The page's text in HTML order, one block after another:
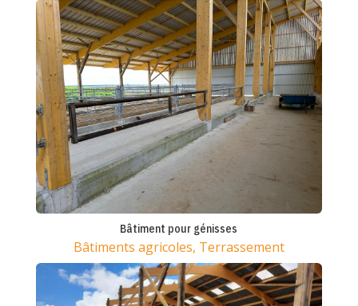
Bâtiment pour génisses
Bâtiments agricoles, Terrassement